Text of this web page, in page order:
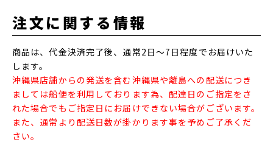
注文に関する情報
商品は、代金決済完了後、通常2日～7日程度でお届けいた
します。
沖縄県店舗からの発送を含む沖縄県や離島への配送につき
ましては船便を利用しております為、配達日のご指定をさ
れた場合でもご指定日にお届けできない場合がございます。
また、通常より配送日数が掛かります事を予めご了承くだ
さい。